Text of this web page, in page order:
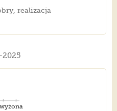
realizacja
2025